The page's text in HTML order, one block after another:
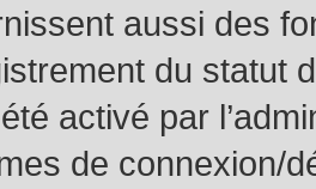
aussi des
du statut
activé par
de connexion/